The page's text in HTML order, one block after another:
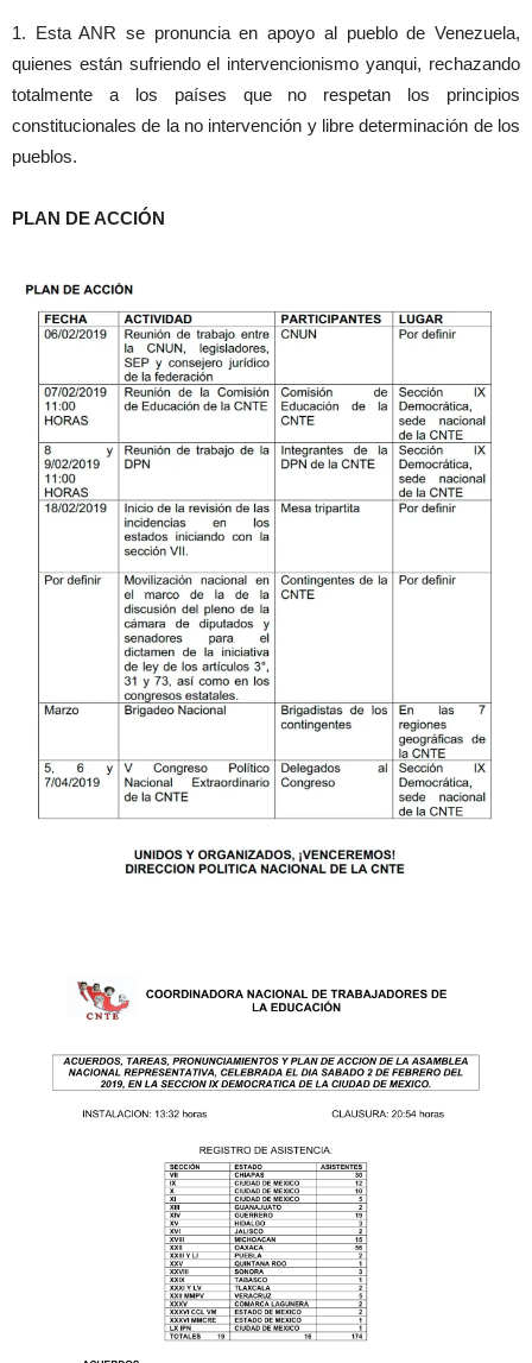
1. Esta ANR se pronuncia en apoyo al pueblo de Venezuela,
quienes están sufriendo el intervencionismo yanqui, rechazando
totalmente a los países que no respetan los principios
constitucionales de la no intervención y libre determinación de los
pueblos.
PLAN DE ACCIÓN